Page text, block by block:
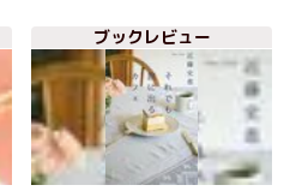
庫６月の新刊をご紹介！
ブックレビュー